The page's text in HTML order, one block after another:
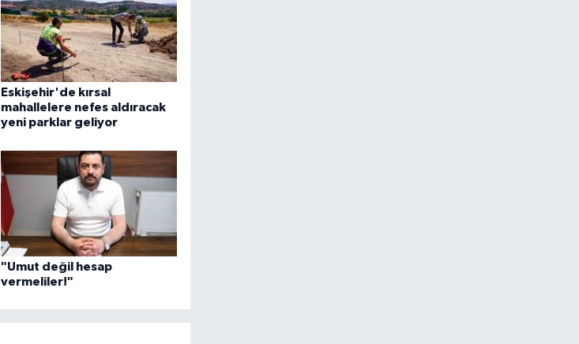
Eskişehir'de kırsal
mahallelere nefes aldıracak
yeni parklar geliyor
"Umut değil hesap
vermeliler!"